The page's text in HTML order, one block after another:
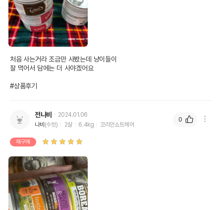
처음 사는거라 조금만 사봤는데 냥이들이
잘 먹어서 담에는 더 사야겠어요
#상품후기
전나비
2024.01.06
나비(수컷) 2살 6.4kg 코리안쇼트헤어
재구매
0